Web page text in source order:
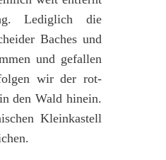
Lediglich die
Baches und
und gefallen
wir der rot-
den Wald hinein.
Kleinkastell